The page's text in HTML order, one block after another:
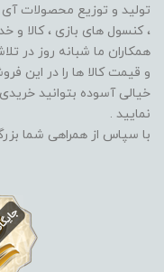
، کنسول های بازی ، کالا و
همکاران ما شبانه روز در
و قیمت کالا ها را در این
خیالی آسوده بتوانید
نمایید .
با سپاس از همراهی شما